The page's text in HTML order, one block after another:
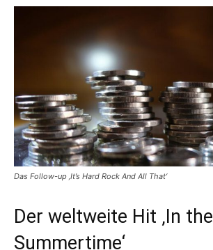
Das Follow-up ‚It’s Hard Rock And All That‘
Der weltweite Hit ‚In the
Summertime‘